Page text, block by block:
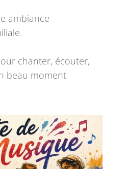
ambiance
chanter, écouter,
beau moment